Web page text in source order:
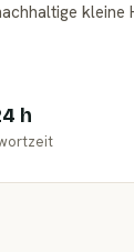
kleine
h